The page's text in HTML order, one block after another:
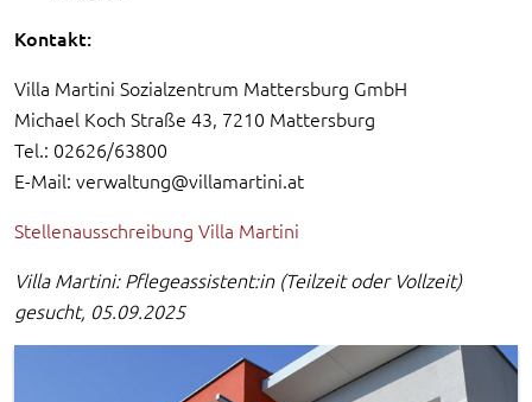
Kontakt:
Villa Martini Sozialzentrum Mattersburg GmbH
Michael Koch Straße 43, 7210 Mattersburg
Tel.: 02626/63800
E-Mail: verwaltung@villamartini.at
Stellenausschreibung Villa Martini
Villa Martini: Pflegeassistent:in (Teilzeit oder Vollzeit)
gesucht, 05.09.2025